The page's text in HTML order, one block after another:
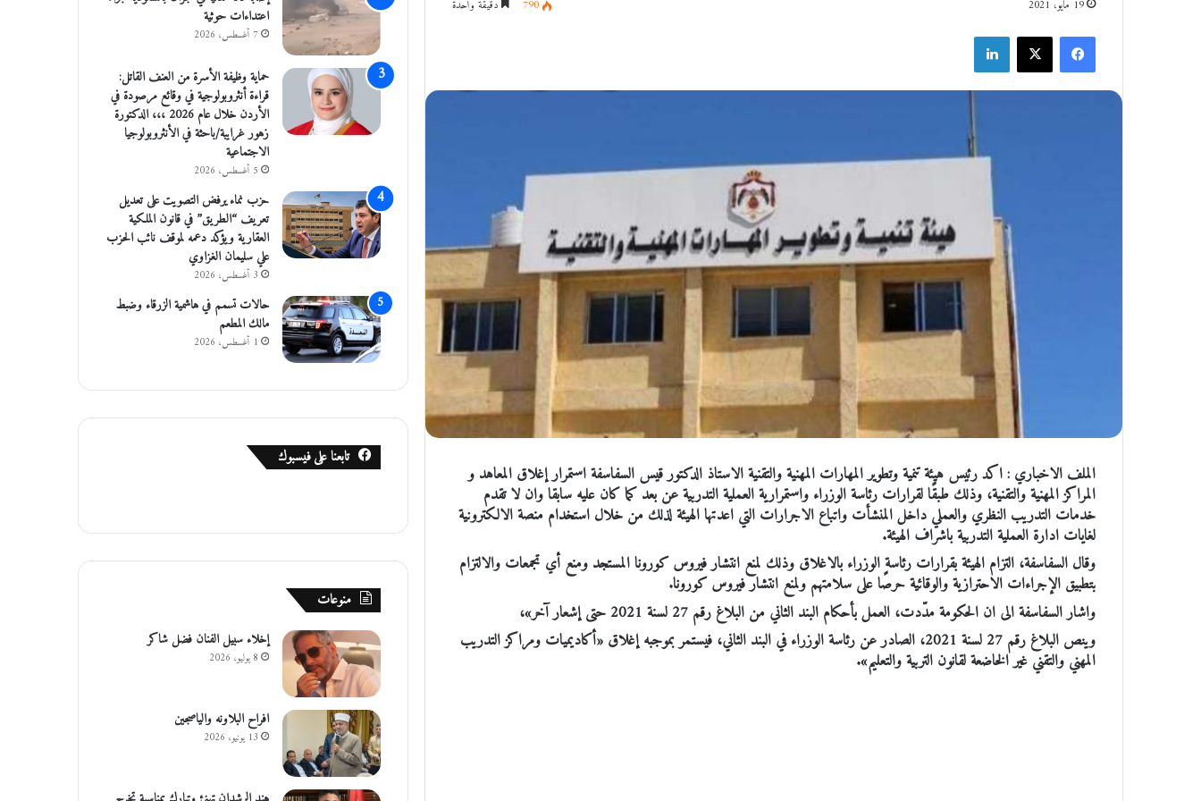
19 مايو، 2021 790 دقيقة واحدة
فيسبوك
الملف الاخباري : اكد رئيس هيئة تنمية وتطوير المهارات المهنية والتقنية الاستاذ الدكتور قيس السفاسفة استمرار إغلاق المعاهد و
المراكز المهنية والتقنية، وذلك طبقًا لقرارات رئاسة الوزراء واستمرارية العملية التدربية عن بعد كما كان عليه سابقا وان لا تقدم
خدمات التدريب النظري والعملي داخل المنشأت واتباع الاجرارات التي اعدتها الهيئة لذلك من خلال استخدام منصة الالكترونية
لغايات ادارة العملية التدربية باشراف الهيئة.
وقال السفاسفة، التزام الهيئة بقرارات رئاسة الوزراء بالاغلاق وذلك لمنع انتشار فيروس كورونا المستجد ومنع أي تجمعات والالتزام
بتطبيق الإجراءات الاحترازية والوقائية حرصًا على سلامتهم ولمنع انتشار فيروس كورونا.
واشار السفاسفة الى ان الحكومة مدّدت، العمل بأحكام البند الثاني من البلاغ رقم 27 لسنة 2021 حتى إشعار آخر»،
وينص البلاغ رقم 27 لسنة 2021، الصادر عن رئاسة الوزراء في البند الثاني، فيستمر بموجبه إغلاق «أكاديميات ومراكز التدريب
المهني والتقني غير الخاضعة لقانون التربية والتعليم».
اعتداءات حوثية
7 أغسطس، 2026
حماية وظيفة الأسرة من العنف القاتل:
قراءة أنثروبولوجية في وقائع مرصودة في
الأردن خلال عام 2026 ،،، الدكتورة
زهور غرايبة/باحثة في الأنثروبولوجيا
الاجتماعية
5 أغسطس، 2026
حزب نماء يرفض التصويت على تعديل
تعريف “الطريق” في قانون الملكية
العقارية ويؤكد دعمه لموقف نائب الحزب
علي سليمان الغزاوي
3 أغسطس، 2026
حالات تسمم في هاشمية الزرقاء وضبط
مالك المطعم
1 أغسطس، 2026
تابعنا على فيسبوك
منوعات
إخلاء سبيل الفنان فضل شاكر
8 يوليو، 2026
افراح البلاونه والياصجين
13 يونيو، 2026